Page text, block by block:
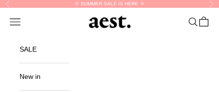
Skip to content
Previous 🌞 SUMMER SALE IS HERE 🌞
aest.
Navigation menu Search
Cart
SALE
New in